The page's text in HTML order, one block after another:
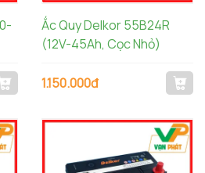
Ắc Quy Delkor 55B24R
(12V-45Ah, Cọc Nhỏ)
1.150.000đ